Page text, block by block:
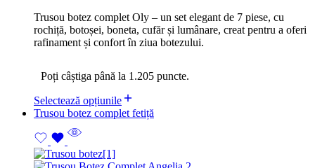
Trusou botez complet Oly – un set elegant de 7 piese, cu
rochiță, botoșei, boneta, cufăr și lumânare, creat pentru a oferi
rafinament și confort în ziua botezului.
Poți câștiga până la 1.205 puncte.
Selectează opțiunile
Trusou botez complet fetiță